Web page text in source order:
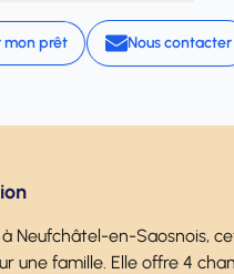
mon prêt Nous contacter
Neufchâtel-en-Saosnois,
une famille. Elle offre 4